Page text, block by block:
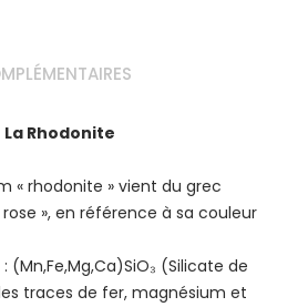
La Rhodonite
« rhodonite » vient du grec
», en référence à sa couleur
: (Mn,Fe,Mg,Ca)SiO₃ (Silicate de
traces de fer, magnésium et